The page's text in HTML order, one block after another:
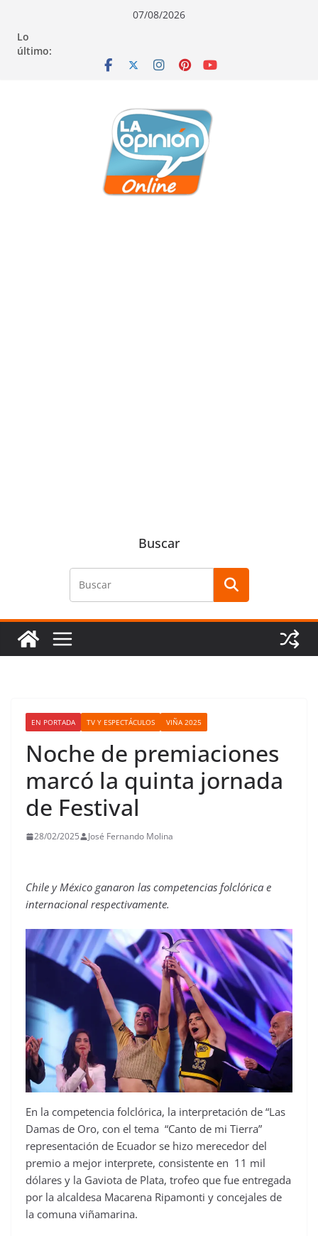
contenido
navegación
contenido
07/08/2026
Lo
último:
Buscar
EN PORTADA TV Y ESPECTÁCULOS VIÑA 2025
Noche de premiaciones
marcó la quinta jornada
de Festival
28/02/2025 José Fernando Molina
Chile y México ganaron las competencias folclórica e
internacional respectivamente.
En la competencia folclórica, la interpretación de “Las
Damas de Oro, con el tema “Canto de mi Tierra”
representación de Ecuador se hizo merecedor del
premio a mejor interprete, consistente en 11 mil
dólares y la Gaviota de Plata, trofeo que fue entregada
por la alcaldesa Macarena Ripamonti y concejales de
la comuna viñamarina.